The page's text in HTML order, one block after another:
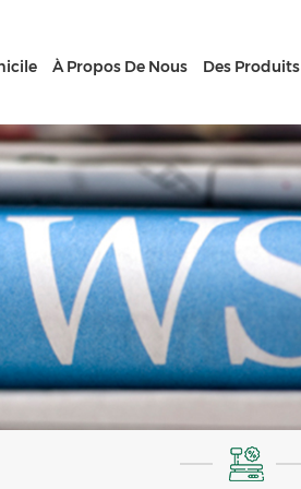
À Propos De Nous Des Produits